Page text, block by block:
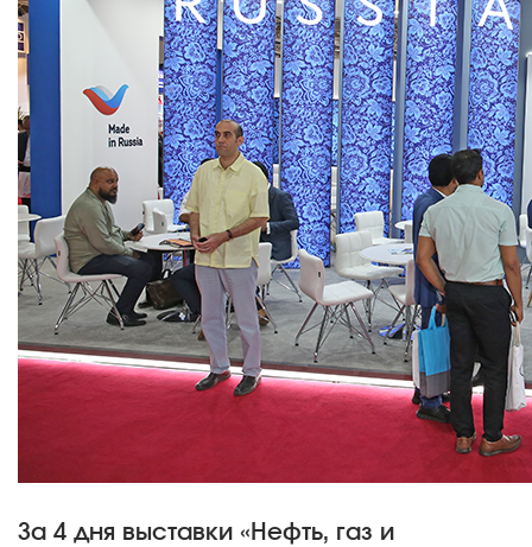
За 4 дня выставки «Нефть, газ и